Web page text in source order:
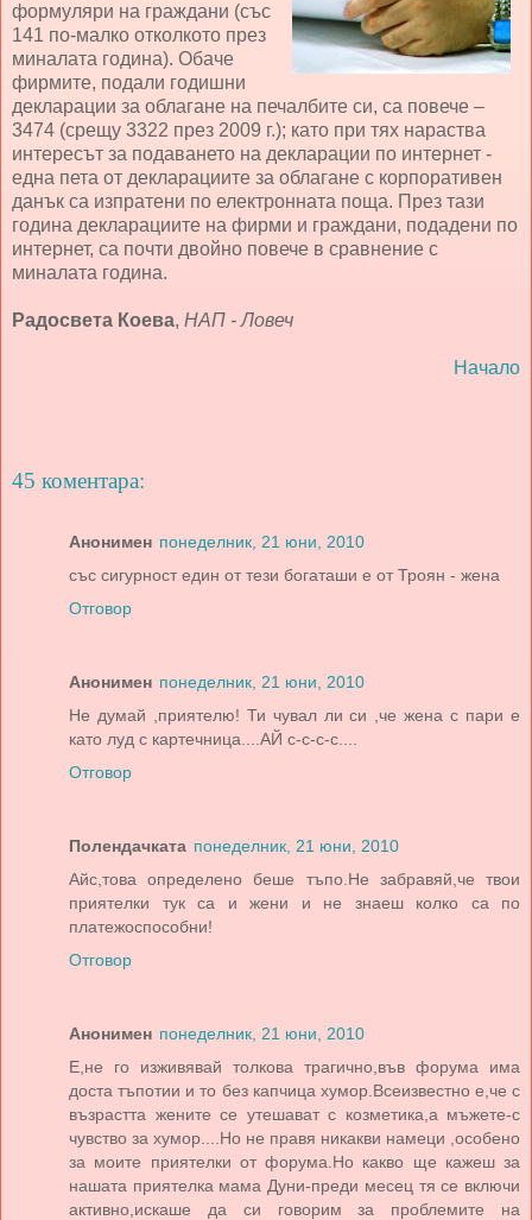
формуляри на граждани (със
141 по-малко отколкото през
миналата година). Обаче
фирмите, подали годишни
декларации за облагане на печалбите си, са повече –
3474 (срещу 3322 през 2009 г.); като при тях нараства
интересът за подаването на декларации по интернет -
една пета от декларациите за облагане с корпоративен
данък са изпратени по електронната поща. През тази
година декларациите на фирми и граждани, подадени по
интернет, са почти двойно повече в сравнение с
миналата година.
Радосвета Коева, НАП - Ловеч
Начало
45 коментара:
Анонимен понеделник, 21 юни, 2010
със сигурност един от тези богаташи е от Троян - жена
Отговор
Анонимен понеделник, 21 юни, 2010
Не думай ,приятелю! Ти чувал ли си ,че жена с пари е
като луд с картечница....АЙ с-с-с-с....
Отговор
Полендачката понеделник, 21 юни, 2010
Айс,това определено беше тъпо.Не забравяй,че твои
приятелки тук са и жени и не знаеш колко са по
платежоспособни!
Отговор
Анонимен понеделник, 21 юни, 2010
Е,не го изживявай толкова трагично,във форума има
доста тъпотии и то без капчица хумор.Всеизвестно е,че с
възрастта жените се утешават с козметика,а мъжете-с
чувство за хумор....Но не правя никакви намеци ,особено
за моите приятелки от форума.Но какво ще кажеш за
нашата приятелка мама Дуни-преди месец тя се включи
активно,искаше да си говорим за проблемите на